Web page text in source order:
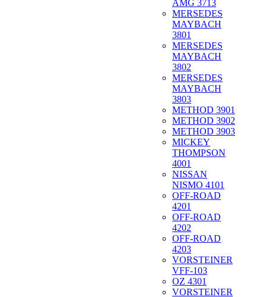
AMG 3713
MERSEDES
MAYBACH
3801
MERSEDES
MAYBACH
3802
MERSEDES
MAYBACH
3803
METHOD 3901
METHOD 3902
METHOD 3903
MICKEY
THOMPSON
4001
NISSAN
NISMO 4101
OFF-ROAD
4201
OFF-ROAD
4202
OFF-ROAD
4203
VORSTEINER
VFF-103
OZ 4301
VORSTEINER